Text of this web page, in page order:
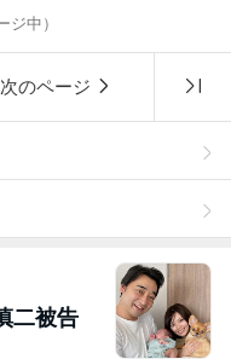
ジ中）
次のページ
二被告